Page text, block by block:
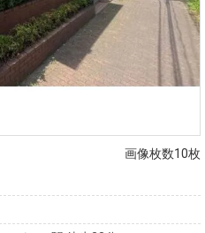
ー
ミュ
ョ
住まい1プ
ラス（お
役立ちコ
ラム）
イ
画像枚数10枚